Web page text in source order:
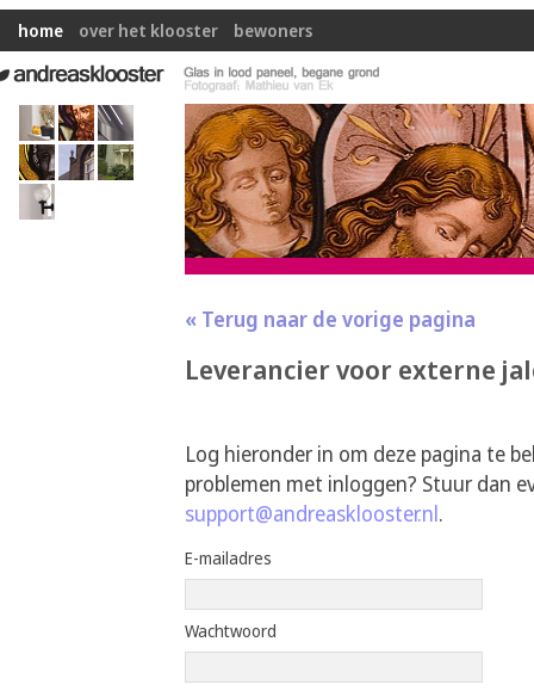
home over het klooster bewoners
« Terug naar de vorige pagina
Leverancier voor externe
Log hieronder in om deze pagina te
problemen met inloggen? Stuur dan
support@andreasklooster.nl.
E-mailadres
Wachtwoord